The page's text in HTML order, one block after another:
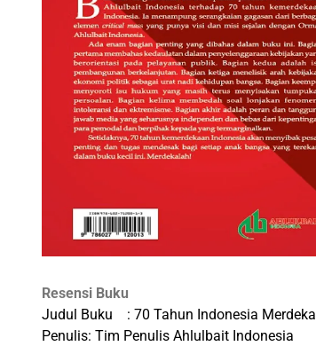
Resensi Buku
Judul Buku : 70 Tahun Indonesia Merdeka
Penulis: Tim Penulis Ahlulbait Indonesia